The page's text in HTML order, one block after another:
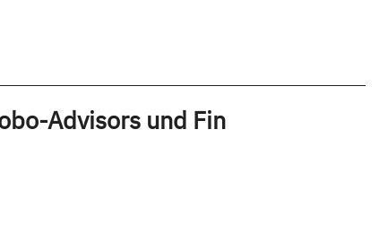
Advisors und Fin